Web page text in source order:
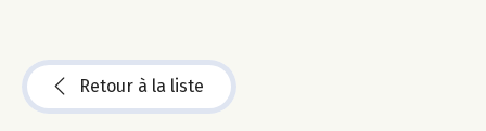
Retour à la liste